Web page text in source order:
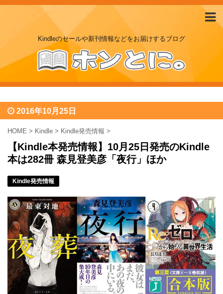
Kindleのセールや新刊情報などをお届けするブログ
2016年10月25日
HOME > Kindle > Kindle発売情報 >
【Kindle本発売情報】10月25日発売のKindle
本は282冊 森見登美彦「夜行」ほか
Kindle発売情報